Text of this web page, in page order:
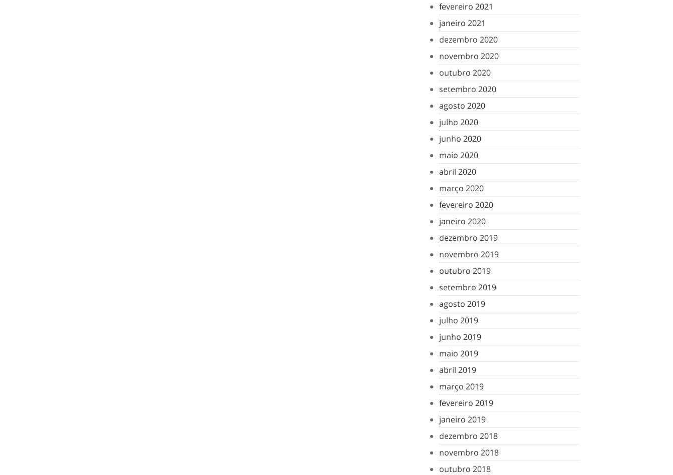
fevereiro 2021
janeiro 2021
dezembro 2020
novembro 2020
outubro 2020
setembro 2020
agosto 2020
julho 2020
junho 2020
maio 2020
abril 2020
março 2020
fevereiro 2020
janeiro 2020
dezembro 2019
novembro 2019
outubro 2019
setembro 2019
agosto 2019
julho 2019
junho 2019
maio 2019
abril 2019
março 2019
fevereiro 2019
janeiro 2019
dezembro 2018
novembro 2018
outubro 2018